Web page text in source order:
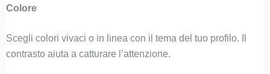
Colore
Scegli colori vivaci o in linea con il tema del tuo profilo. Il
contrasto aiuta a catturare l’attenzione.